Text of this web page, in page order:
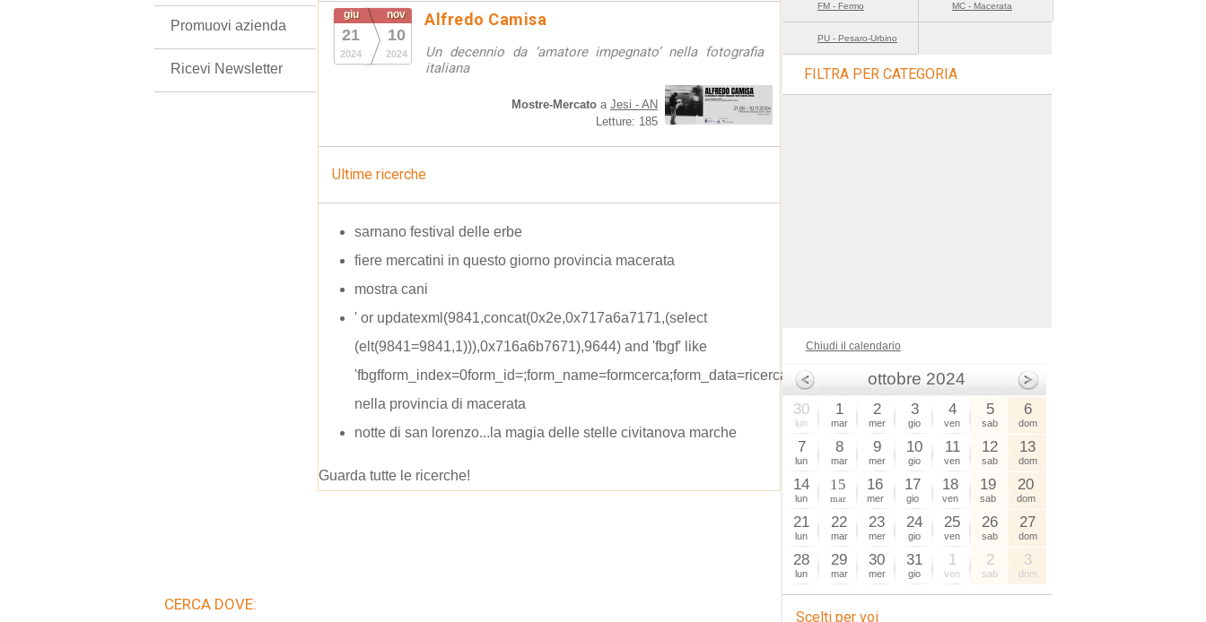
giu
21
2024
nov
10
2024
Alfredo Camisa
Un decennio da ‘amatore impegnato’ nella fotografia
italiana
Mostre-Mercato a Jesi - AN
Letture: 185
Ultime ricerche
sarnano festival delle erbe
fiere mercatini in questo giorno provincia macerata
mostra cani
' or updatexml(9841,concat(0x2e,0x717a6a7171,(select
(elt(9841=9841,1))),0x716a6b7671),9644) and 'fbgf' like
'fbgfform_index=0form_id=;form_name=formcerca;form_data=ricerca=sagre
nella provincia di macerata
notte di san lorenzo...la magia delle stelle civitanova marche
Guarda tutte le ricerche!
Promuovi azienda
Ricevi Newsletter
CERCA DOVE:
FM - Fermo MC - Macerata
PU - Pesaro-Urbino
FILTRA PER CATEGORIA
Chiudi il calendario
ottobre 2024
30
lun
1
mar
2
mer
3
gio
4
ven
5
sab
6
dom
7
lun
8
mar
9
mer
10
gio
11
ven
12
sab
13
dom
14
lun
15
mar
16
mer
17
gio
18
ven
19
sab
20
dom
21
lun
22
mar
23
mer
24
gio
25
ven
26
sab
27
dom
28
lun
29
mar
30
mer
31
gio
1
ven
2
sab
3
dom
Scelti per voi